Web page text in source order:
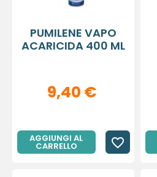
PUMILENE VAPO
ACARICIDA 400 ML
9,40 €
AGGIUNGI AL
CARRELLO favorite_border